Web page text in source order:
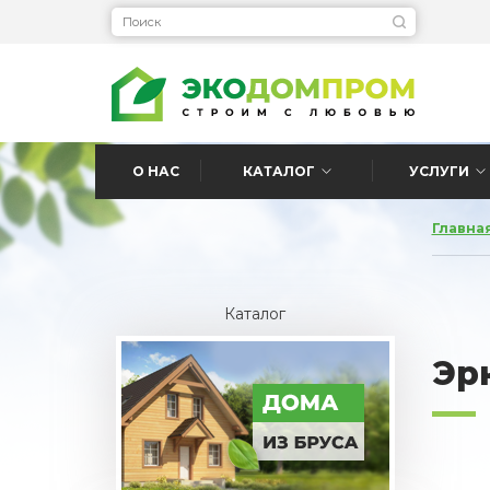
О НАС КАТАЛОГ УСЛУГИ
Каталог